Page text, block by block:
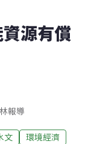
源有償
報導
文
環境經濟